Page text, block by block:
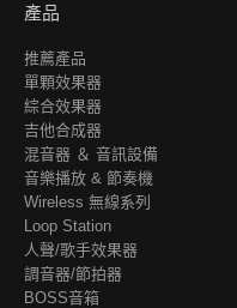
產品
推薦產品
單顆效果器
綜合效果器
吉他合成器
混音器 ＆ 音訊設備
音樂播放 & 節奏機
Wireless 無線系列
Loop Station
人聲/歌手效果器
調音器/節拍器
BOSS音箱